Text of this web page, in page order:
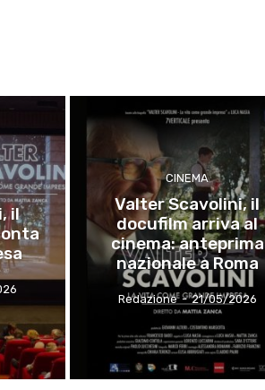
il
CINEMA
Valter Scavolini, il
docufilm arriva al
cinema: anteprima
nazionale a Roma
Redazione - 21/05/2026